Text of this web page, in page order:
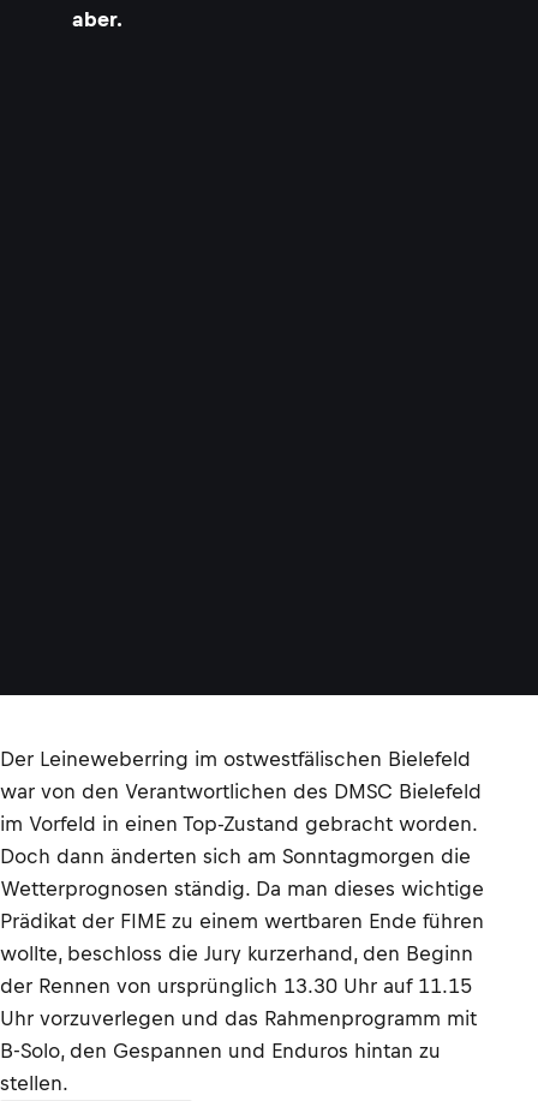
aber.
Der Leineweberring im ostwestfälischen Bielefeld
war von den Verantwortlichen des DMSC Bielefeld
im Vorfeld in einen Top-Zustand gebracht worden.
Doch dann änderten sich am Sonntagmorgen die
Wetterprognosen ständig. Da man dieses wichtige
Prädikat der FIME zu einem wertbaren Ende führen
wollte, beschloss die Jury kurzerhand, den Beginn
der Rennen von ursprünglich 13.30 Uhr auf 11.15
Uhr vorzuverlegen und das Rahmenprogramm mit
B-Solo, den Gespannen und Enduros hintan zu
stellen.